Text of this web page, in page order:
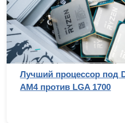
Лучший процессор под
AM4 против LGA 1700